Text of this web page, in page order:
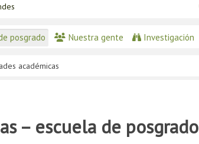
posgrado Nuestra gente Investigación
académicas
– escuela de posgrado